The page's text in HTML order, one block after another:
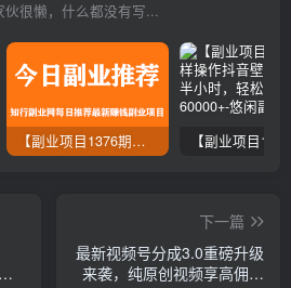
伙很懒，什么都没有写...
【副业项目1376期】龟课最新闲鱼项目玩法实战教程_全新升级月收益几千到几万
下一篇
最新视频号分成3.0重磅升级
来袭，纯原创视频享高佣，